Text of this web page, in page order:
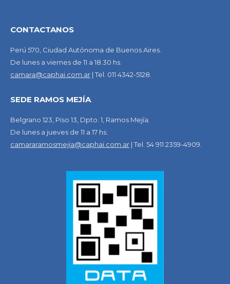
CONTACTANOS
Perú 570, Ciudad Autónoma de Buenos Aires.
De lunes a viernes de 11 a 18.30 hs.
camara@caphai.com.ar | Tel. 011 4342-5128.
SEDE RAMOS MEJÍA
Belgrano 123, Piso 13, Dpto. 1, Ramos Mejía.
De lunes a jueves de 11 a 17 hs.
camararamosmejia@caphai.com.ar | Tel. 54 911 2359-4909.